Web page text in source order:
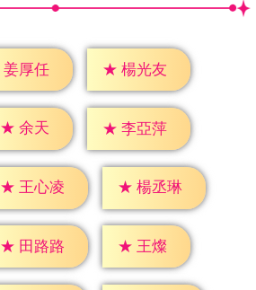
姜厚任 ★ 楊光友
★ 余天 ★ 李亞萍
★ 王心凌 ★ 楊丞琳
★ 田路路 ★ 王燦